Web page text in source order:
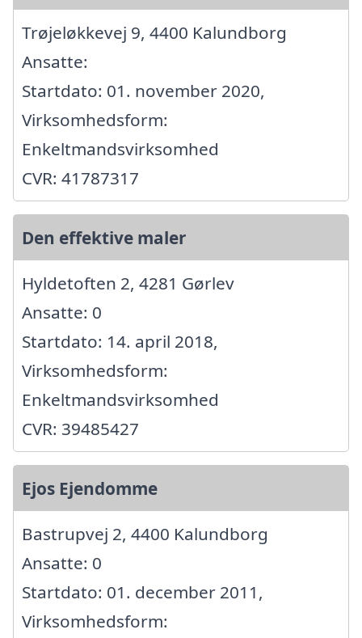
Trøjeløkkevej 9, 4400 Kalundborg
Ansatte:
Startdato: 01. november 2020,
Virksomhedsform:
Enkeltmandsvirksomhed
CVR: 41787317
Den effektive maler
Hyldetoften 2, 4281 Gørlev
Ansatte: 0
Startdato: 14. april 2018,
Virksomhedsform:
Enkeltmandsvirksomhed
CVR: 39485427
Ejos Ejendomme
Bastrupvej 2, 4400 Kalundborg
Ansatte: 0
Startdato: 01. december 2011,
Virksomhedsform: